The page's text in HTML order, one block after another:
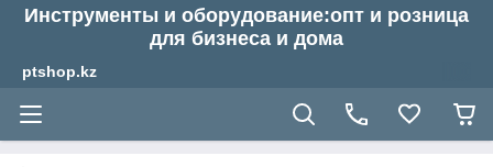
Инструменты и оборудование:опт и розница
для бизнеса и дома
ptshop.kz